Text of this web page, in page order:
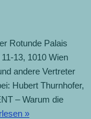
Rotunde Palais
13, 1010 Wien
andere Vertreter
Hubert Thurnhofer,
– Warum die
»